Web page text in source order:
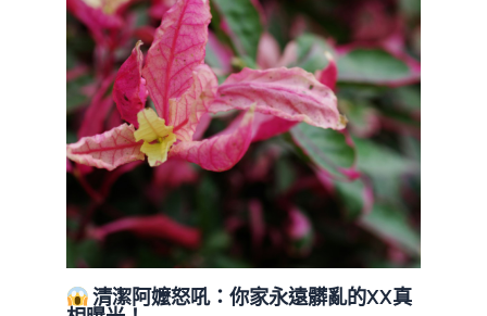
清潔阿嬤怒吼：你家永遠髒亂的XX真